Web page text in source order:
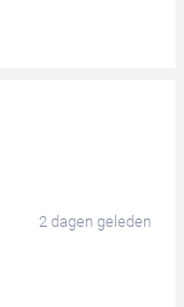
2 dagen geleden